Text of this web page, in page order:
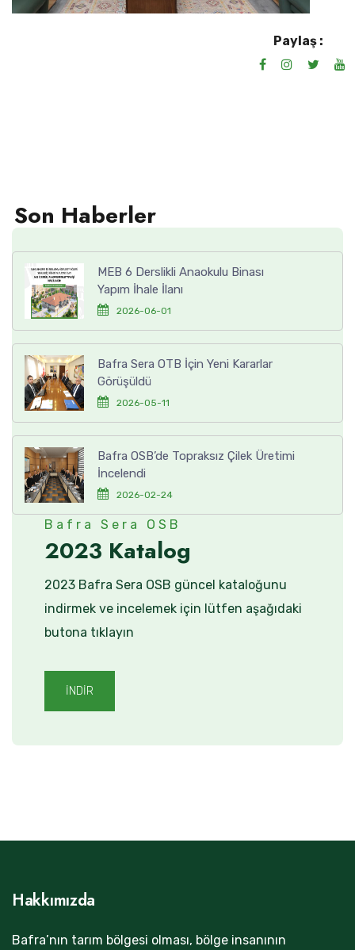
Paylaş :
Son Haberler
MEB 6 Derslikli Anaokulu Binası
Yapım İhale İlanı
2026-06-01
Bafra Sera OTB İçin Yeni Kararlar
Görüşüldü
2026-05-11
Bafra OSB’de Topraksız Çilek Üretimi
İncelendi
2026-02-24
Bafra Sera OSB
2023 Katalog
2023 Bafra Sera OSB güncel kataloğunu
indirmek ve incelemek için lütfen aşağıdaki
butona tıklayın
İNDİR
Hakkımızda
Bafra’nın tarım bölgesi olması, bölge insanının